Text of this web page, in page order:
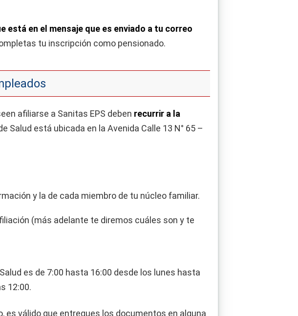
está en el mensaje que es enviado a tu correo
tu inscripción como pensionado.
afiliarse a Sanitas EPS deben recurrir a la
Salud está ubicada en la Avenida Calle 13 N° 65 –
y la de cada miembro de tu núcleo familiar.
(más adelante te diremos cuáles son y te
es de 7:00 hasta 16:00 desde los lunes hasta
12:00.
es válido que entregues los documentos en alguna